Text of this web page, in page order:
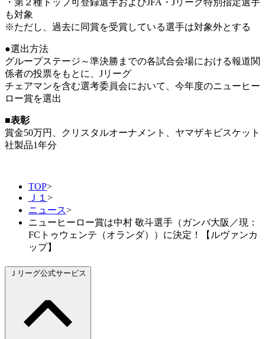
・第２種トップ可登録選手およびJFA・Jリーグ特別指定選手
も対象
※ただし、過去に同賞を受賞している選手は対象外とする
●選出方法
グループステージ～準決勝までの各試合会場における報道関
係者の投票をもとに、Jリーグ
チェアマンを含む選考委員会において、今年度のニューヒー
ロー賞を選出
■表彰
賞金50万円、クリスタルオーナメント、ヤマザキビスケット
社製品1年分
TOP>
Ｊ１ >
ニュース>
ニューヒーロー賞は中村 敬斗選手（ガンバ大阪／現：
FCトゥウェンテ（オランダ））に決定！【ルヴァンカ
ップ】
Ｊリーグ公式サービス